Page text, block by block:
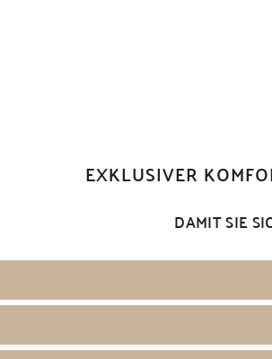
EXKLUSIVER
DAMIT SIE